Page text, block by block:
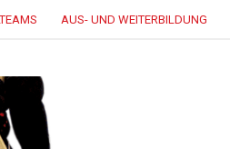
AUS- UND WEITERBILDUNG